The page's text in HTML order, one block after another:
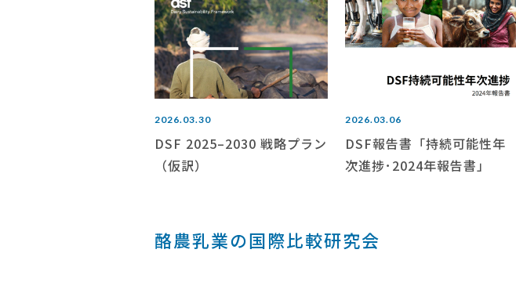
2026.03.30
DSF 2025–2030 戦略プラン
（仮訳）
2026.03.06
DSF報告書「持続可能性年
次進捗･2024年報告書」
酪農乳業の国際比較研究会